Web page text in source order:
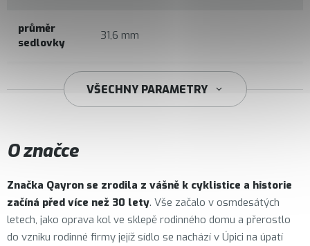
průměr
sedlovky
31,6 mm
34,9 mm
VŠECHNY PARAMETRY
O značce
Značka Qayron se zrodila z vášně k cyklistice a historie
začíná před více než 30 lety. Vše začalo v osmdesátých
letech, jako oprava kol ve sklepě rodinného domu a přerostlo
do vzniku rodinné firmy jejíž sídlo se nachází v Úpici na úpatí